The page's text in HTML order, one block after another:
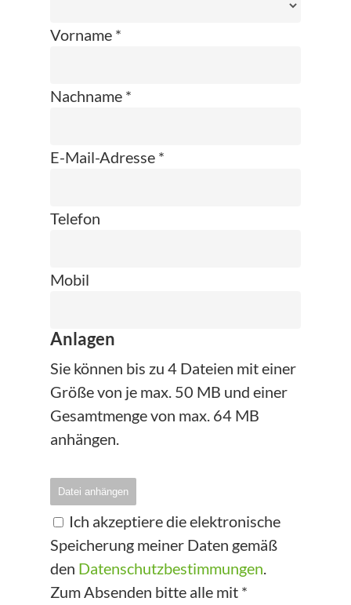
Vorname *
Nachname *
E-Mail-Adresse *
Telefon
Mobil
Anlagen
Sie können bis zu 4 Dateien mit einer
Größe von je max. 50 MB und einer
Gesamtmenge von max. 64 MB
anhängen.
Datei anhängen
Ich akzeptiere die elektronische
Speicherung meiner Daten gemäß
den Datenschutzbestimmungen.
Zum Absenden bitte alle mit *